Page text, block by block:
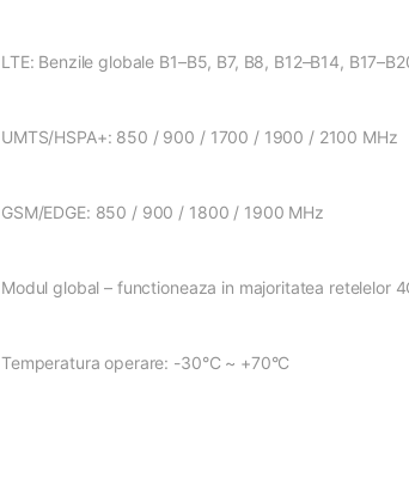
LTE: Benzile globale B1–B5, B7, B8, B12–B14,
UMTS/HSPA+: 850 / 900 / 1700 / 1900 / 2100 MHz
GSM/EDGE: 850 / 900 / 1800 / 1900 MHz
Modul global – functioneaza in majoritatea retelelor
Temperatura operare: -30°C ~ +70°C